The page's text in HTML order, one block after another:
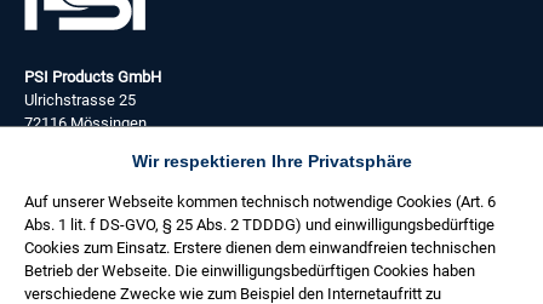
PSI Products GmbH
Ulrichstrasse 25
72116 Mössingen
Täglich:
08:00 - 17:00 Uhr
Freitag:
08:00 - 14:30 Uhr
Wir respektieren Ihre Privatsphäre
Auf unserer Webseite kommen technisch notwendige Cookies (Art. 6
Abs. 1 lit. f DS-GVO, § 25 Abs. 2 TDDDG) und einwilligungsbedürftige
Cookies zum Einsatz. Erstere dienen dem einwandfreien technischen
Betrieb der Webseite. Die einwilligungsbedürftigen Cookies haben
verschiedene Zwecke wie zum Beispiel den Internetaufritt zu